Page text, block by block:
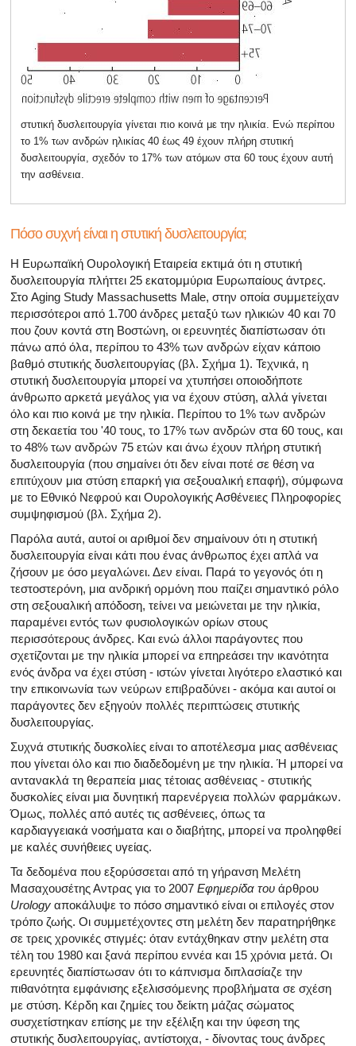
στυτική δυσλειτουργία γίνεται πιο κοινά με την ηλικία. Ενώ περίπου
το 1% των ανδρών ηλικίας 40 έως 49 έχουν πλήρη στυτική
δυσλειτουργία, σχεδόν το 17% των ατόμων στα 60 τους έχουν αυτή
την ασθένεια.
Πόσο συχνή είναι η στυτική δυσλειτουργία;
Η Ευρωπαϊκή Ουρολογική Εταιρεία εκτιμά ότι η στυτική
δυσλειτουργία πλήττει 25 εκατομμύρια Ευρωπαίους άντρες.
Στο Aging Study Massachusetts Male, στην οποία συμμετείχαν
περισσότεροι από 1.700 άνδρες μεταξύ των ηλικιών 40 και 70
που ζουν κοντά στη Βοστώνη, οι ερευνητές διαπίστωσαν ότι
πάνω από όλα, περίπου το 43% των ανδρών είχαν κάποιο
βαθμό στυτικής δυσλειτουργίας (βλ. Σχήμα 1). Τεχνικά, η
στυτική δυσλειτουργία μπορεί να χτυπήσει οποιοδήποτε
άνθρωπο αρκετά μεγάλος για να έχουν στύση, αλλά γίνεται
όλο και πιο κοινά με την ηλικία. Περίπου το 1% των ανδρών
στη δεκαετία του '40 τους, το 17% των ανδρών στα 60 τους, και
το 48% των ανδρών 75 ετών και άνω έχουν πλήρη στυτική
δυσλειτουργία (που σημαίνει ότι δεν είναι ποτέ σε θέση να
επιτύχουν μια στύση επαρκή για σεξουαλική επαφή), σύμφωνα
με το Εθνικό Νεφρού και Ουρολογικής Ασθένειες Πληροφορίες
συμψηφισμού (βλ. Σχήμα 2).
Παρόλα αυτά, αυτοί οι αριθμοί δεν σημαίνουν ότι η στυτική
δυσλειτουργία είναι κάτι που ένας άνθρωπος έχει απλά να
ζήσουν με όσο μεγαλώνει. Δεν είναι. Παρά το γεγονός ότι η
τεστοστερόνη, μια ανδρική ορμόνη που παίζει σημαντικό ρόλο
στη σεξουαλική απόδοση, τείνει να μειώνεται με την ηλικία,
παραμένει εντός των φυσιολογικών ορίων στους
περισσότερους άνδρες. Και ενώ άλλοι παράγοντες που
σχετίζονται με την ηλικία μπορεί να επηρεάσει την ικανότητα
ενός άνδρα να έχει στύση - ιστών γίνεται λιγότερο ελαστικό και
την επικοινωνία των νεύρων επιβραδύνει - ακόμα και αυτοί οι
παράγοντες δεν εξηγούν πολλές περιπτώσεις στυτικής
δυσλειτουργίας.
Συχνά στυτικής δυσκολίες είναι το αποτέλεσμα μιας ασθένειας
που γίνεται όλο και πιο διαδεδομένη με την ηλικία. Ή μπορεί να
αντανακλά τη θεραπεία μιας τέτοιας ασθένειας - στυτικής
δυσκολίες είναι μια δυνητική παρενέργεια πολλών φαρμάκων.
Όμως, πολλές από αυτές τις ασθένειες, όπως τα
καρδιαγγειακά νοσήματα και ο διαβήτης, μπορεί να προληφθεί
με καλές συνήθειες υγείας.
Τα δεδομένα που εξορύσσεται από τη γήρανση Μελέτη
Μασαχουσέτης Αντρας για το 2007 Εφημερίδα του άρθρου
Urology αποκάλυψε το πόσο σημαντικό είναι οι επιλογές στον
τρόπο ζωής. Οι συμμετέχοντες στη μελέτη δεν παρατηρήθηκε
σε τρεις χρονικές στιγμές: όταν εντάχθηκαν στην μελέτη στα
τέλη του 1980 και ξανά περίπου εννέα και 15 χρόνια μετά. Οι
ερευνητές διαπίστωσαν ότι το κάπνισμα διπλασίαζε την
πιθανότητα εμφάνισης εξελισσόμενης προβλήματα σε σχέση
με στύση. Κέρδη και ζημίες του δείκτη μάζας σώματος
συσχετίστηκαν επίσης με την εξέλιξη και την ύφεση της
στυτικής δυσλειτουργίας, αντίστοιχα, - δίνοντας τους άνδρες